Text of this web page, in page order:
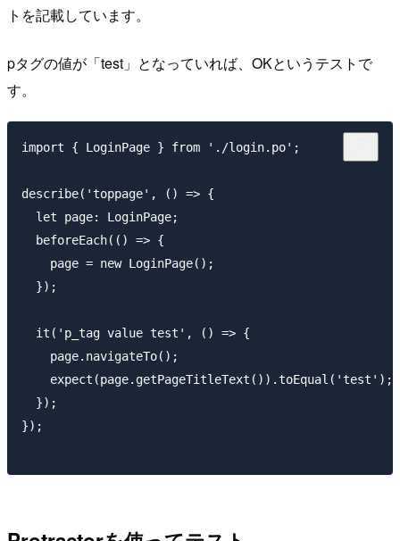
トを記載しています。
pタグの値が「test」となっていれば、OKというテストで
す。
import { LoginPage } from './login.po';
describe('toppage', () => {
  let page: LoginPage;
  beforeEach(() => {
    page = new LoginPage();
  });
  it('p_tag value test', () => {
    page.navigateTo();
    expect(page.getPageTitleText()).toEqual('test');
  });
});